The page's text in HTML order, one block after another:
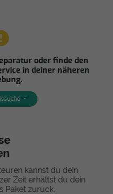
oder finde den
in deiner näheren
kannst du dein
Zeit erhältst du dein
Paket zurück.